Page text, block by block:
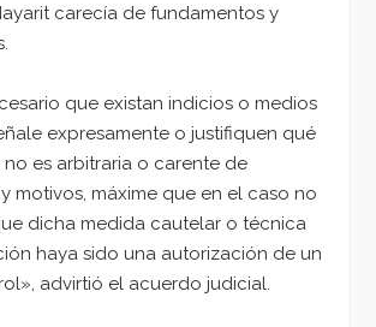
carecía de fundamentos y
que existan indicios o medios
expresamente o justifiquen qué
no es arbitraria o carente de
motivos, máxime que en el caso no
dicha medida cautelar o técnica
haya sido una autorización de un
advirtió el acuerdo judicial.